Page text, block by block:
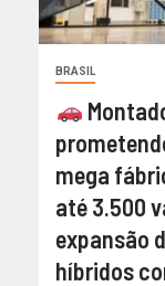
BRASIL
mega
até 3.500
expansão
híbridos